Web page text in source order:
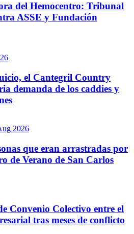
del Hemocentro: Tribunal
ASSE y Fundación
el Cantegril Country
demanda de los caddies y
2026
que eran arrastradas por
de Verano de San Carlos
Convenio Colectivo entre el
tras meses de conflicto